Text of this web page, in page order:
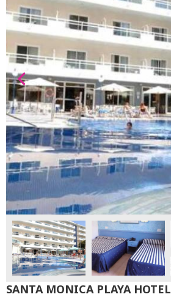
SANTA MONICA PLAYA HOTEL